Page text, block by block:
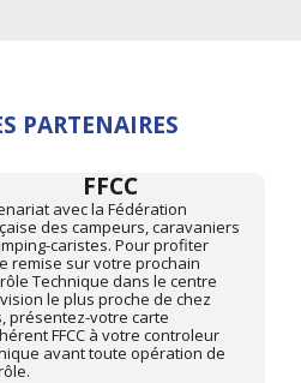
PARTENAIRES
FFCC
avec la Fédération
des campeurs, caravaniers
caristes. Pour profiter
remise sur votre prochain
Technique dans le centre
le plus proche de chez
présentez-votre carte
FFCC à votre controleur
avant toute opération de